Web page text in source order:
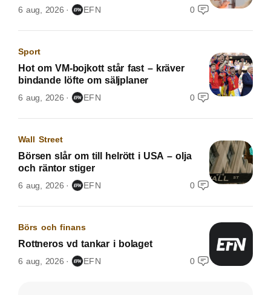
6 aug, 2026 EFN 0
Sport
Hot om VM-bojkott står fast – kräver
bindande löfte om säljplaner
6 aug, 2026 EFN 0
Wall Street
Börsen slår om till helrött i USA – olja
och räntor stiger
6 aug, 2026 EFN 0
Börs och finans
Rottneros vd tankar i bolaget
6 aug, 2026 EFN 0